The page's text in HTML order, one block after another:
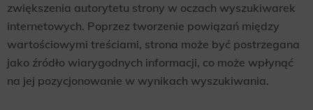
zwiększenia autorytetu strony w oczach wyszukiwarek
internetowych. Poprzez tworzenie powiązań między
wartościowymi treściami, strona może być postrzegana
jako źródło wiarygodnych informacji, co może wpłynąć
na jej pozycjonowanie w wynikach wyszukiwania.